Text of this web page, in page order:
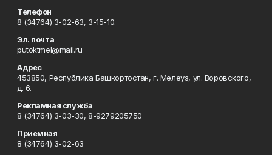
Телефон
8 (34764) 3-02-63, 3-15-10.
Эл. почта
putoktmel@mail.ru
Адрес
453850, Республика Башкортостан, г. Мелеуз, ул. Воровского,
д. 6.
Рекламная служба
8 (34764) 3-03-30, 8-9279205750
Приемная
8 (34764) 3-02-63